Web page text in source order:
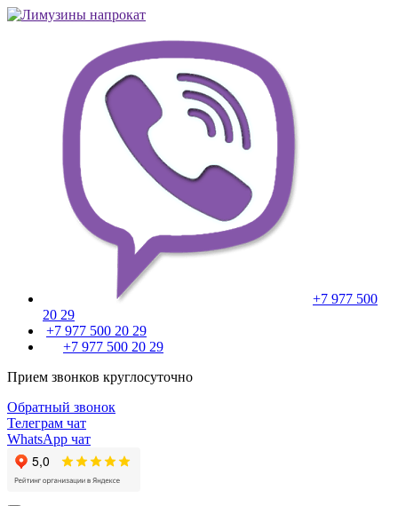
+7 977 500
20 29
+7 977 500 20 29
+7 977 500 20 29
Прием звонков круглосуточно
Обратный звонок
Телеграм чат
WhatsApp чат